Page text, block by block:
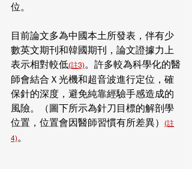
位。
目前論文多為中國本土所發表，伴有少
數英文期刊和韓國期刊，論文證據力上
表示相對較低(註3)。許多較為科學化的醫
師會結合Ｘ光機和超音波進行定位，確
保針的深度，避免純靠經驗手感造成的
風險。（圖下所示為針刀目標的解剖學
位置，位置會因醫師習慣有所差異）
(註
4)。